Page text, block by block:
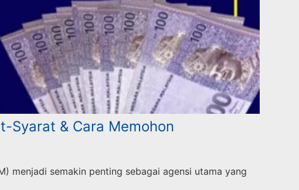
Syarat & Cara Memohon
menjadi semakin penting sebagai agensi utama yang